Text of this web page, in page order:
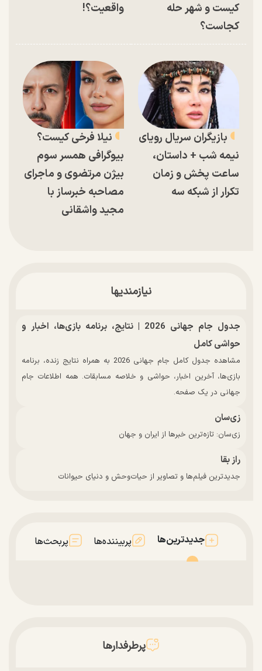
کیست و شهر حله
کجاست؟
واقعیت؟!
بازیگران سریال رویای
نیمه شب + داستان،
ساعت پخش و زمان
تکرار از شبکه سه
نیلا فرخی کیست؟
بیوگرافی همسر سوم
بیژن مرتضوی و ماجرای
مصاحبه خبرساز با
مجید واشقانی
نیازمندیها
جدول جام جهانی 2026 | نتایج، برنامه بازی‌ها، اخبار و
حواشی کامل
مشاهده جدول کامل جام جهانی 2026 به همراه نتایج زنده، برنامه
بازی‌ها، آخرین اخبار، حواشی و خلاصه مسابقات. همه اطلاعات جام
جهانی در یک صفحه.
زی‌سان
زی‌سان: تازه‌ترین خبرها از ایران و جهان
راز بقا
جدیدترین فیلم‌ها و تصاویر از حیات‌وحش و دنیای حیوانات
جدیدترین‌ها پربیننده‌ها پربحث‌ها
پرطرفدارها